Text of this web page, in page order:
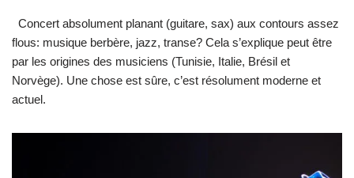
Concert absolument planant (guitare, sax) aux contours assez
flous: musique berbère, jazz, transe? Cela s’explique peut être
par les origines des musiciens (Tunisie, Italie, Brésil et
Norvège). Une chose est sûre, c’est résolument moderne et
actuel.